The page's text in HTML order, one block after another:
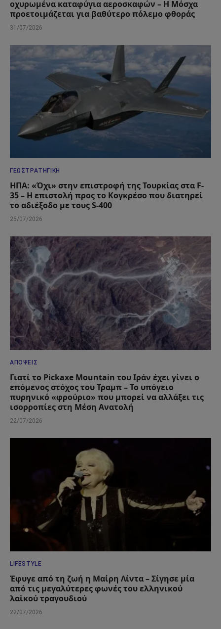
οχυρωμένα καταφύγια αεροσκαφών – Η Μόσχα
προετοιμάζεται για βαθύτερο πόλεμο φθοράς
31/07/2026
ΓΕΩΣΤΡΑΤΗΓΙΚΉ
ΗΠΑ: «Όχι» στην επιστροφή της Τουρκίας στα F-
35 – Η επιστολή προς το Κογκρέσο που διατηρεί
το αδιέξοδο με τους S-400
25/07/2026
ΑΠΌΨΕΙΣ
Γιατί το Pickaxe Mountain του Ιράν έχει γίνει ο
επόμενος στόχος του Τραμπ – Το υπόγειο
πυρηνικό «φρούριο» που μπορεί να αλλάξει τις
ισορροπίες στη Μέση Ανατολή
22/07/2026
LIFESTYLE
Έφυγε από τη ζωή η Μαίρη Λίντα – Σίγησε μία
από τις μεγαλύτερες φωνές του ελληνικού
λαϊκού τραγουδιού
22/07/2026